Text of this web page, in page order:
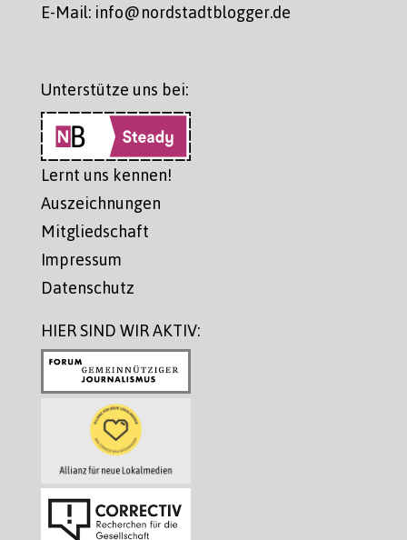
E-Mail: info@nordstadtblogger.de
Unterstütze uns bei:
Lernt uns kennen!
Auszeichnungen
Mitgliedschaft
Impressum
Datenschutz
HIER SIND WIR AKTIV: